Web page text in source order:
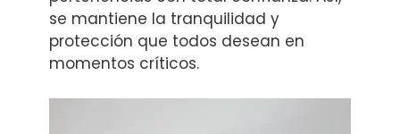
se mantiene la tranquilidad y
protección que todos desean en
momentos críticos.